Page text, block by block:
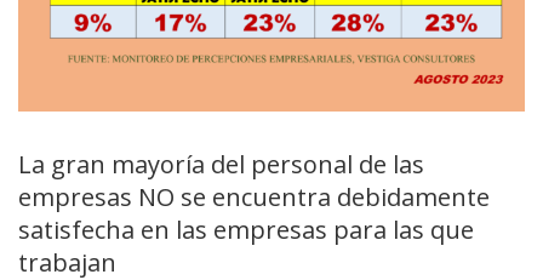
La gran mayoría del personal de las
empresas NO se encuentra debidamente
satisfecha en las empresas para las que
trabajan